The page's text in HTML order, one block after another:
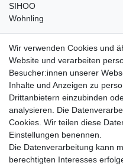
SIHOO
Wohnling
weitere Shops
traumlampen- Lampen und
kinderwagencenter-
gastrogeraete24- alles für
soziale Medien
Facebook
sicher einkaufen
Wir verwenden Cookies und
Website und verarbeiten
Besucher:innen unserer
Inhalte und Anzeigen zu
Drittanbietern einzubinden
analysieren. Die
Cookies. Wir teilen diese
Einstellungen benennen.
Die Datenverarbeitung kann
berechtigten Interesses